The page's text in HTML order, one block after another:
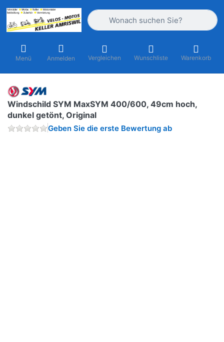
Geben Sie einen Suchbegriff ein.
Menü Anmelden Vergleichen Wunschliste Warenkorb
Windschild SYM MaxSYM 400/600, 49cm hoch,
dunkel getönt, Original
Geben Sie die erste Bewertung ab